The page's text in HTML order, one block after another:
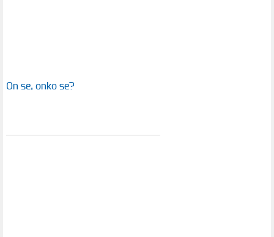
On se, onko se?